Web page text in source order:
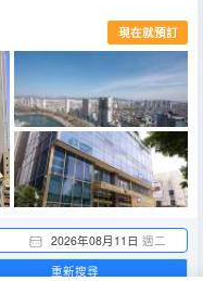
現在就預訂
2026年08月11日 週二
重新搜尋